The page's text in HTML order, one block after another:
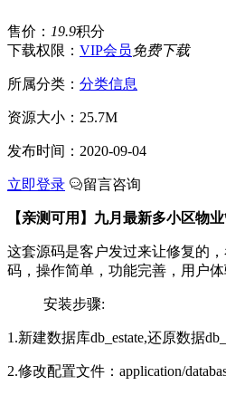
售价： 19.9积分
下载权限： VIP会员免费下载
所属分类： 分类信息
资源大小： 25.7M
发布时间： 2020-09-04
立即登录 留言咨询
【亲测可用】九月最新多小区物
这套源码是客户发过来让修复的
码，操作简单，功能完善，用户
安装步骤:
1.新建数据库db_estate,还原数据
2.修改配置文件：application/